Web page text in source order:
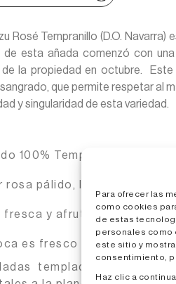
Para ofrecer las
como cookies
de estas
personales como
este sitio y
consentimiento,
Haz clic a
Rosé Tempranillo (D.O. Navarra)
de esta añada comenzó con
de la propiedad en octubre.
que permite respetar al
y singularidad de esta variedad.
100% Tempranillo
rosa pálido, limpio y brillante
fresca y afrutada con notas
es fresco y sutil
templadas y frías,